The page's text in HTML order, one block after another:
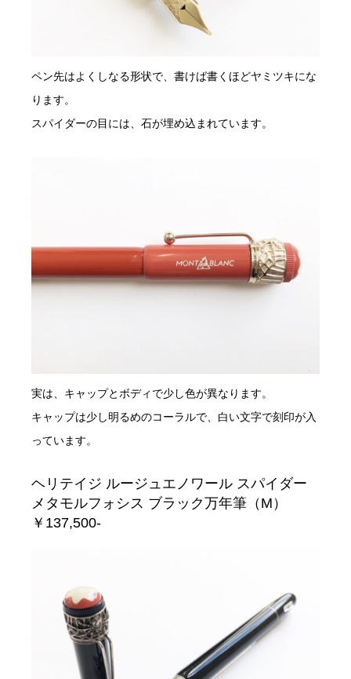
ペン先はよくしなる形状で、書けば書くほどヤミツキにな
ります。
スパイダーの目には、石が埋め込まれています。
実は、キャップとボディで少し色が異なります。
キャップは少し明るめのコーラルで、白い文字で刻印が入
っています。
ヘリテイジ ルージュエノワール スパイダー
メタモルフォシス ブラック万年筆（M）
￥137,500-